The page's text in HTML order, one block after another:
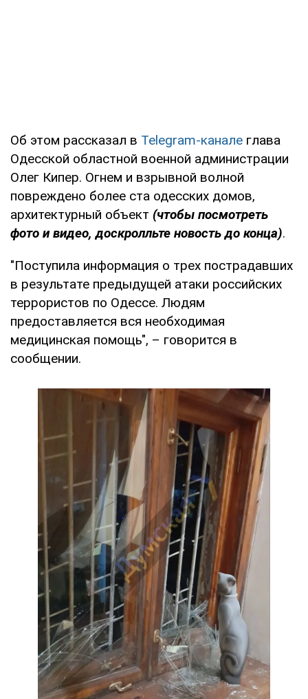
Об этом рассказал в Telegram-канале глава
Одесской областной военной администрации
Олег Кипер. Огнем и взрывной волной
повреждено более ста одесских домов,
архитектурный объект (чтобы посмотреть
фото и видео, доскролльте новость до конца).
"Поступила информация о трех пострадавших
в результате предыдущей атаки российских
террористов по Одессе. Людям
предоставляется вся необходимая
медицинская помощь", – говорится в
сообщении.